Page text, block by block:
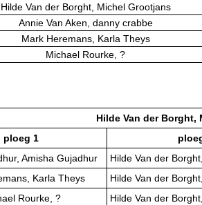
Hilde Van der Borght, Michel Grootjans
Annie Van Aken, danny crabbe
Mark Heremans, Karla Theys
Michael Rourke, ?
Hilde Van der Borght,
ploeg 1
Amisha Gujadhur
Hilde Van der
Karla Theys
Hilde Van der
Rourke, ?
Hilde Van der